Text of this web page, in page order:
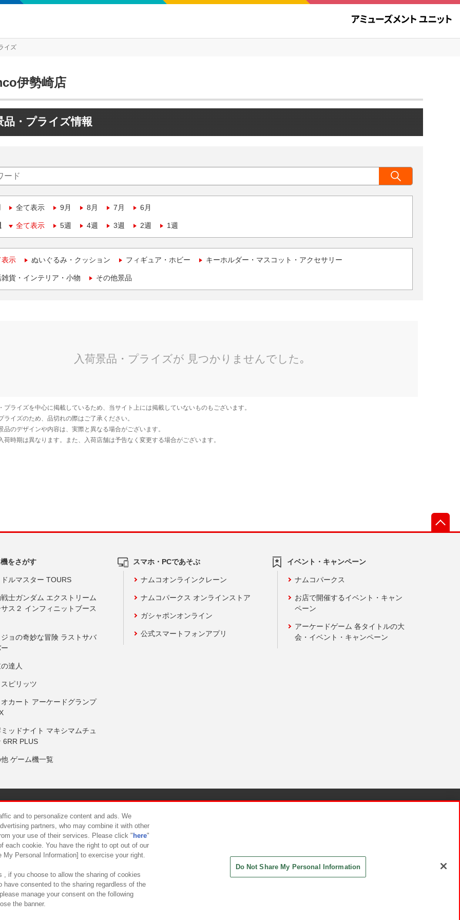
イズ
伊勢崎店
品・プライズ情報
全て表示 9月 8月 7月 6月
全て表示 5週 4週 3週 2週 1週
表示 ぬいぐるみ・クッション フィギュア・ホビー キーホルダー・マスコット・アクセサリー
貨・インテリア・小物 その他景品
をさがす
ルマスター TOURS
士ガンダム エクストリーム
ス２ インフィニットブース
ョの奇妙な冒険 ラストサバ
達人
ピリッツ
カート アーケードグランプ
ッドナイト マキシマムチュ
6RR PLUS
ゲーム機一覧
スマホ・PCであそぶ
ナムコオンラインクレーン
ナムコパークス オンラインストア
ガシャポンオンライン
公式スマートフォンアプリ
イベント・キャンペーン
ナムコパークス
お店で開催するイベント・キャン
ペーン
アーケードゲーム 各タイトルの大
会・イベント・キャンペーン
について カスタマーハラスメント対応方針
and to personalize content and ads. We
partners, who may combine it with other
your use of their services. Please click " here"
each cookie. You have the right to opt out of our
Personal Information] to exercise your right.
, if you choose to allow the sharing of cookies
have consented to the sharing regardless of the
manage your consent on the following
the banner.
Do Not Share My Personal Information